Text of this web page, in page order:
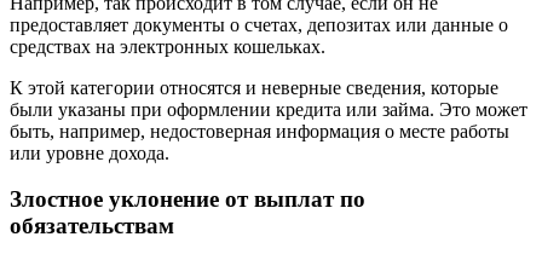
предоставляет документы о счетах, депозитах или данные о
средствах на электронных кошельках.
К этой категории относятся и неверные сведения, которые
были указаны при оформлении кредита или займа. Это может
быть, например, недостоверная информация о месте работы
или уровне дохода.
Злостное уклонение от выплат по
обязательствам